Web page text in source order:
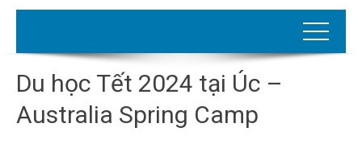
Du học Tết 2024 tại Úc –
Australia Spring Camp